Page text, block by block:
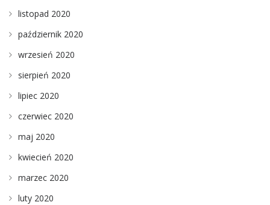
listopad 2020
październik 2020
wrzesień 2020
sierpień 2020
lipiec 2020
czerwiec 2020
maj 2020
kwiecień 2020
marzec 2020
luty 2020